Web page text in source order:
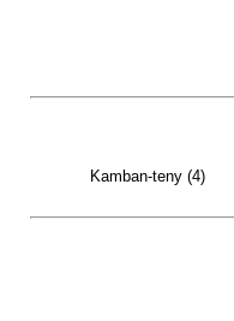
Kamban-teny (4)